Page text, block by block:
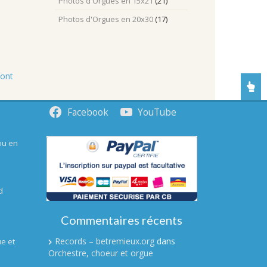
Photos d'Orgues en 20x30 (17)
en
et
Facebook YouTube
Commentaires récents
Records – betremieux.org dans
Orchestre, choeur et orgue